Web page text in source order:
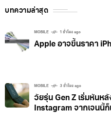
บทความล่าสุด
MOBILE 1 ชั่วโมง ago
Apple อาจขึ้นราคา
MOBILE 3 ชั่วโมง ago
วัยรุ่น Gen Z เริ่มหันห
Instagram จากเจนนี้